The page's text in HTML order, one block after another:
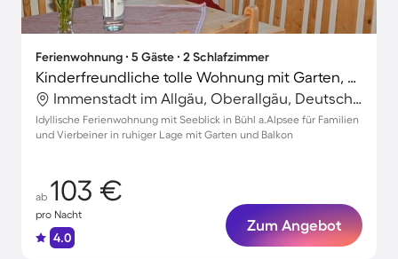
Ferienwohnung ∙ 5 Gäste ∙ 2 Schlafzimmer
Kinderfreundliche tolle Wohnung mit Garten, Terrasse und Grill | Seeblick | Hunde erlaubt
Immenstadt im Allgäu, Oberallgäu, Deutschland
Idyllische Ferienwohnung mit Seeblick in Bühl a.Alpsee für Familien
und Vierbeiner in ruhiger Lage mit Garten und Balkon
ab 103 €
pro Nacht
4.0
Zum Angebot